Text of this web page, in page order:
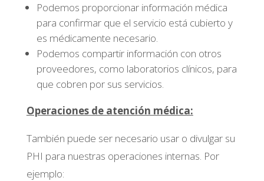
Podemos proporcionar información médica
para confirmar que el servicio está cubierto y
es médicamente necesario.
Podemos compartir información con otros
proveedores, como laboratorios clínicos, para
que cobren por sus servicios.
Operaciones de atención médica:
También puede ser necesario usar o divulgar su
PHI para nuestras operaciones internas. Por
ejemplo: